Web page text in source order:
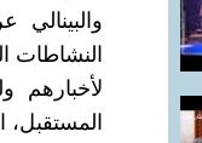
والبينالي
النشاطات
لأخبارهم
المستقبل،